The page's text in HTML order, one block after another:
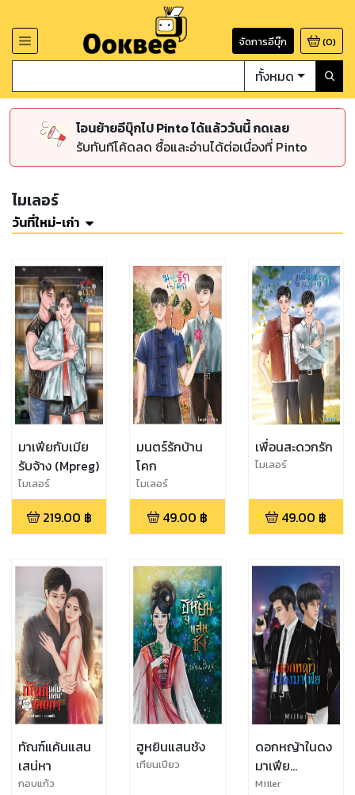
จัดการอีบุ๊ก (0)
ทั้งหมด
โอนย้ายอีบุ๊กไป Pinto ได้แล้ววันนี้ กดเลย
รับทันทีโค้ดลด ซื้อและอ่านได้ต่อเนื่องที่ Pinto
ไมเลอร์
วันที่ใหม่-เก่า
มาเฟียกับเมีย
รับจ้าง (Mpreg)
ไมเลอร์
219.00 ฿
มนตร์รักบ้าน
โคก
ไมเลอร์
49.00 ฿
เพื่อนสะดวกรัก
ไมเลอร์
49.00 ฿
ทัณฑ์แค้นแสน
เสน่หา
กอบแก้ว
ฮูหยินแสนชัง
เทียนเปียว
ดอกหญ้าในดง
มาเฟีย
(Mpreg)
Miiler